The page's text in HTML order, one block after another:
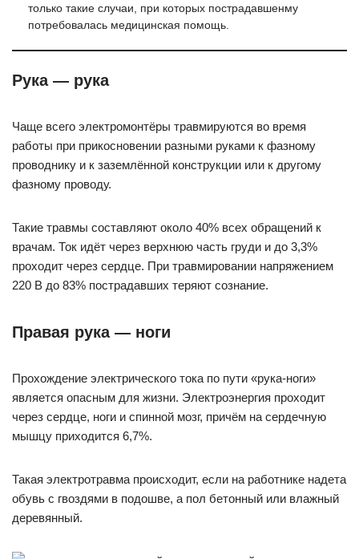
только такие случаи, при которых пострадавшенму
потребовалась медицинская помощь.
Рука — рука
Чаще всего электромонтёры травмируются во время
работы при прикосновении разными руками к фазному
проводнику и к заземлённой конструкции или к другому
фазному проводу.
Такие травмы составляют около 40% всех обращений к
врачам. Ток идёт через верхнюю часть груди и до 3,3%
проходит через сердце. При травмировании напряжением
220 В до 83% пострадавших теряют сознание.
Правая рука — ноги
Прохождение электрического тока по пути «рука-ноги»
является опасным для жизни. Электроэнергия проходит
через сердце, ноги и спинной мозг, причём на сердечную
мышцу приходится 6,7%.
Такая электротравма происходит, если на работнике надета
обувь с гвоздями в подошве, а пол бетонный или влажный
деревянный.